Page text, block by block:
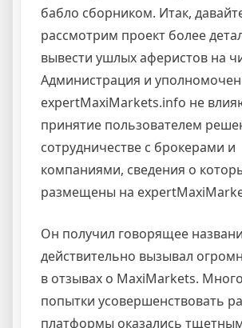
бабло сборником. Итак,
рассмотрим проект более
вывести ушлых аферистов на
Администрация и
expertMaxiMarkets.info не
принятие пользователем
сотрудничестве с брокерами и
компаниями, сведения о
размещены на
Он получил говорящее
действительно вызывал
в отзывах о MaxiMarkets.
попытки усовершенствовать
платформы оказались